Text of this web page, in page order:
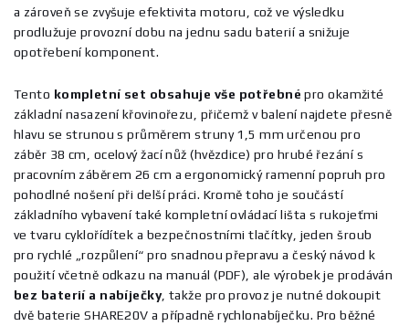
a zároveň se zvyšuje efektivita motoru, což ve výsledku
prodlužuje provozní dobu na jednu sadu baterií a snižuje
opotřebení komponent.
Tento kompletní set obsahuje vše potřebné pro okamžité
základní nasazení křovinořezu, přičemž v balení najdete přesně
hlavu se strunou s průměrem struny 1,5 mm určenou pro
záběr 38 cm, ocelový žací nůž (hvězdice) pro hrubé řezání s
pracovním záběrem 26 cm a ergonomický ramenní popruh pro
pohodlné nošení při delší práci. Kromě toho je součástí
základního vybavení také kompletní ovládací lišta s rukojeťmi
ve tvaru cyklořídítek a bezpečnostními tlačítky, jeden šroub
pro rychlé „rozpůlení“ pro snadnou přepravu a český návod k
použití včetně odkazu na manuál (PDF), ale výrobek je prodáván
bez baterií a nabíječky, takže pro provoz je nutné dokoupit
dvě baterie SHARE20V a případně rychlonabíječku. Pro běžné